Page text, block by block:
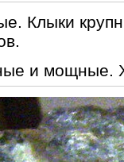
Клыки
и мощные.